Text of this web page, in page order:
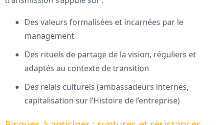
Des valeurs formalisées et incarnées par le
management
Des rituels de partage de la vision, réguliers et
adaptés au contexte de transition
Des relais culturels (ambassadeurs internes,
capitalisation sur l’Histoire de l’entreprise)